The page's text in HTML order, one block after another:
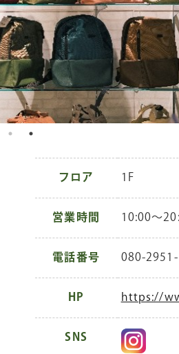
フロア 1F
営業時間 10:00～
電話番号 080-
HP https://
SNS